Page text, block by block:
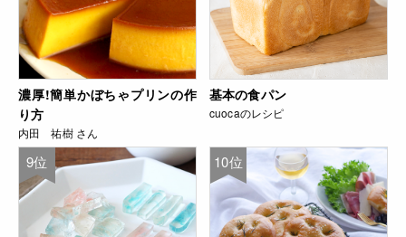
濃厚!簡単かぼちゃプリンの作
り方
内田 祐樹 さん
基本の食パン
cuocaのレシピ
9位 10位